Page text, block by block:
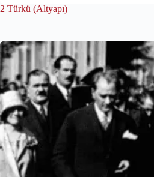
2 Türkü (Altyapı)